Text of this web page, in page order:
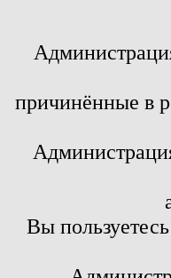
причинённые в
Вы